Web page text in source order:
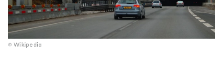
Wikipedia